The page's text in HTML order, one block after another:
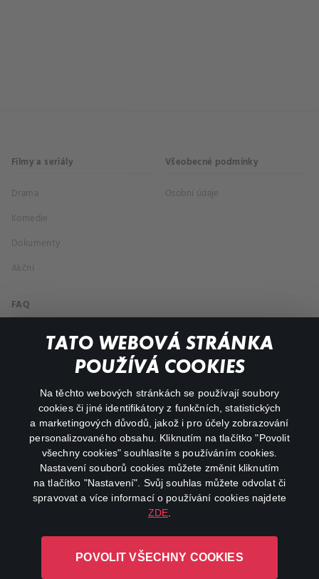
TATO WEBOVÁ STRÁNKA
POUŽÍVÁ COOKIES
Na těchto webových stránkách se používají soubory
cookies či jiné identifikátory z funkčních, statistických
a marketingových důvodů, jakož i pro účely zobrazování
personalizovaného obsahu. Kliknutím na tlačítko "Povolit
všechny cookies" souhlasíte s používáním cookies.
Nastavení souborů cookies můžete změnit kliknutím
na tlačítko "Nastavení". Svůj souhlas můžete odvolat či
spravovat a více informací o používání cookies najdete
ZDE
POVOLIT VŠECHNY COOKIES
Filmy a seriály
Drama
Komedie
Dokumenty
Akční
Všeobecné podmínky
Osobní údaje
FAQ
Můj účet
Důležité odkazy
facebookinstagram
youtube
L-1246 Luxembourg R.C.S.